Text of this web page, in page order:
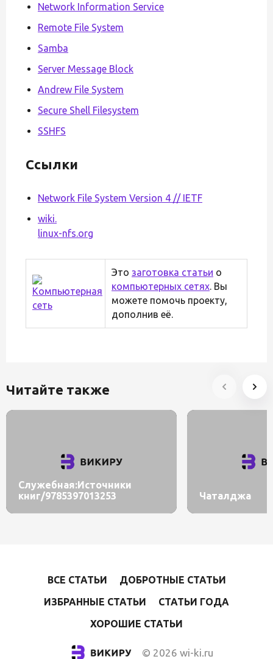
Network Information Service
Remote File System
Samba
Server Message Block
Andrew File System
Secure Shell Filesystem
SSHFS
Ссылки
Network File System Version 4 // IETF
wiki.
linux-nfs.org
Это заготовка статьи о
компьютерных сетях. Вы
можете помочь проекту,
дополнив её.
Читайте также
Служебная:Источники
книг/9785397013253
Чаталджа
ВСЕ СТАТЬИ
ДОБРОТНЫЕ СТАТЬИ
ИЗБРАННЫЕ СТАТЬИ
СТАТЬИ ГОДА
ХОРОШИЕ СТАТЬИ
© 2026 wi-ki.ru